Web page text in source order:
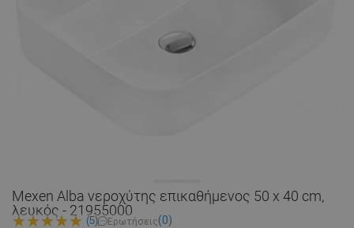
Mexen Alba νεροχύτης επικαθήμενος 50 x 40 cm,
λευκός - 21955000
(5) Ερωτήσεις(0)